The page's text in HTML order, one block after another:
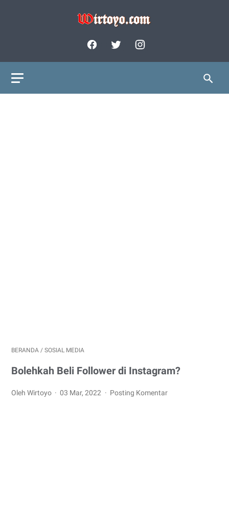
BERANDA / SOSIAL MEDIA
Bolehkah Beli Follower di Instagram?
Oleh Wirtoyo 03 Mar, 2022 Posting Komentar